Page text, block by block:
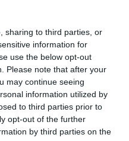
sharing to third parties, or
information for
use the below opt-out
Please note that after your
may continue seeing
information utilized by
to third parties prior to
opt-out of the further
by third parties on the
που
ραντεβού πρέπει
μαζί του